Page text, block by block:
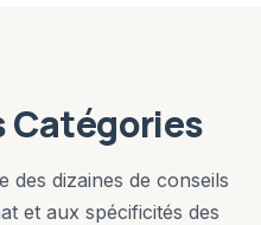
Catégories
des dizaines de conseils
et aux spécificités des